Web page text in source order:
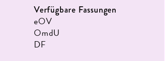
Verfügbare Fassungen
eOV
OmdU
DF